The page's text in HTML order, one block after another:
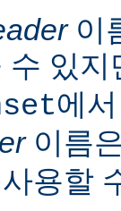
이
수 있
에
이름
용할